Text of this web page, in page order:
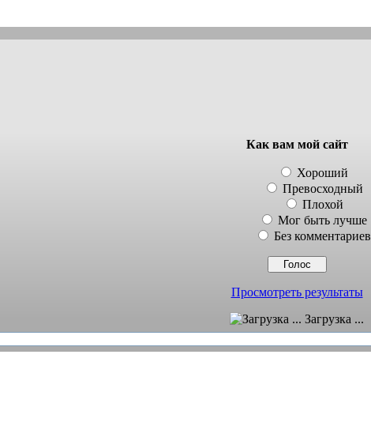
Как вам мой сайт
Хороший
Превосходный
Плохой
Мог быть лучше
Без комментариев
Просмотреть результаты
Загрузка ...